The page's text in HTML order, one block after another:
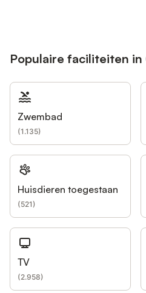
Populaire faciliteiten in
Zwembad
(1.135)
Huisdieren toegestaan
(521)
TV
(2.958)